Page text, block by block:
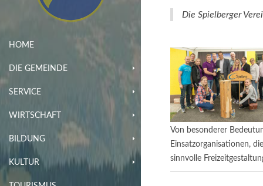
HOME
DIE GEMEINDE
SERVICE
WIRTSCHAFT
BILDUNG
KULTUR
Die Spielberger
Von besonderer
Einsatzorganisationen,
sinnvolle